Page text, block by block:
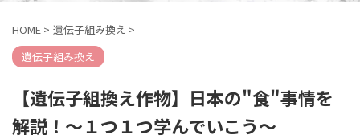
HOME > 遺伝子組み換え >
遺伝子組み換え
【遺伝子組換え作物】日本の"食"事情を
解説！〜１つ１つ学んでいこう〜